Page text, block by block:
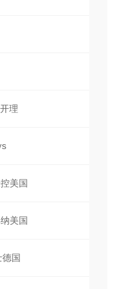
理
美国
美国
德国